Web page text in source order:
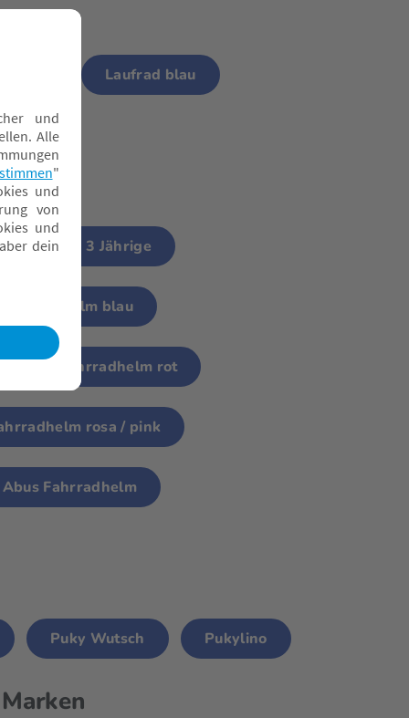
Laufrad blau
für 3 Jährige
Fahrradhelm blau
Fahrradhelm rot
rosa / pink
Abus Fahrradhelm
Puky Wutsch Pukylino